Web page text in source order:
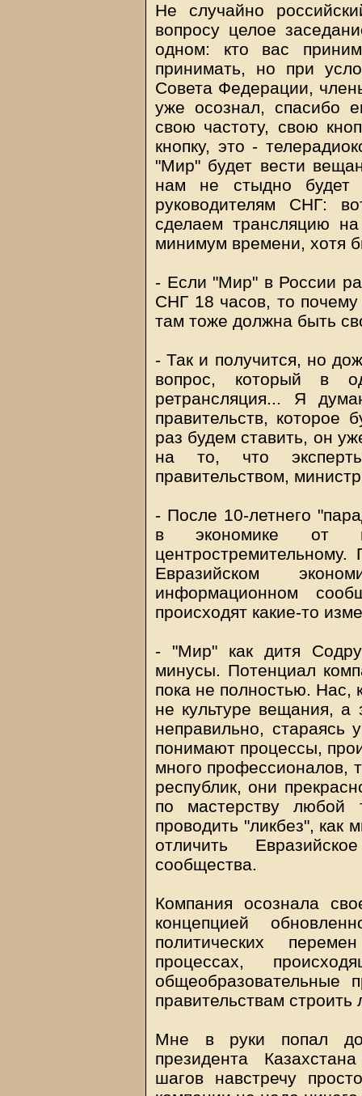
Не случайно
вопросу целое
одном: кто вас
принимать, но при
Совета Федерации,
уже осознал, спасибо
свою частоту, свою
кнопку, это -
"Мир" будет вести
нам не стыдно будет
руководителям СНГ:
сделаем трансляцию
минимум времени, хотя
- Если "Мир" в России
СНГ 18 часов, то
там тоже должна быть
- Так и получится, но
вопрос, который в
ретрансляция... Я
правительств, которое
раз будем ставить, он
на то, что
правительством,
- После 10-летнего
в экономике от
Евразийском
информационном
происходят какие-то
- "Мир" как дитя
минусы. Потенциал
пока не полностью. Нас,
не культуре вещания,
неправильно, стараясь
понимают процессы,
много профессионалов,
республик, они
по мастерству любой
проводить "ликбез", как
отличить
сообщества.
Компания осознала
концепцией
политических
процессах,
общеобразовательные
правительствам
Мне в руки попал
президента
шагов навстречу